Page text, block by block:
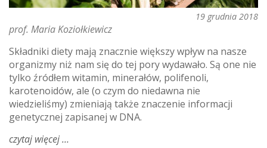
19 grudnia 2018
prof. Maria Koziołkiewicz
Składniki diety mają znacznie większy wpływ na nasze
organizmy niż nam się do tej pory wydawało. Są one nie
tylko źródłem witamin, minerałów, polifenoli,
karotenoidów, ale (o czym do niedawna nie
wiedzieliśmy) zmieniają także znaczenie informacji
genetycznej zapisanej w DNA.
czytaj więcejo